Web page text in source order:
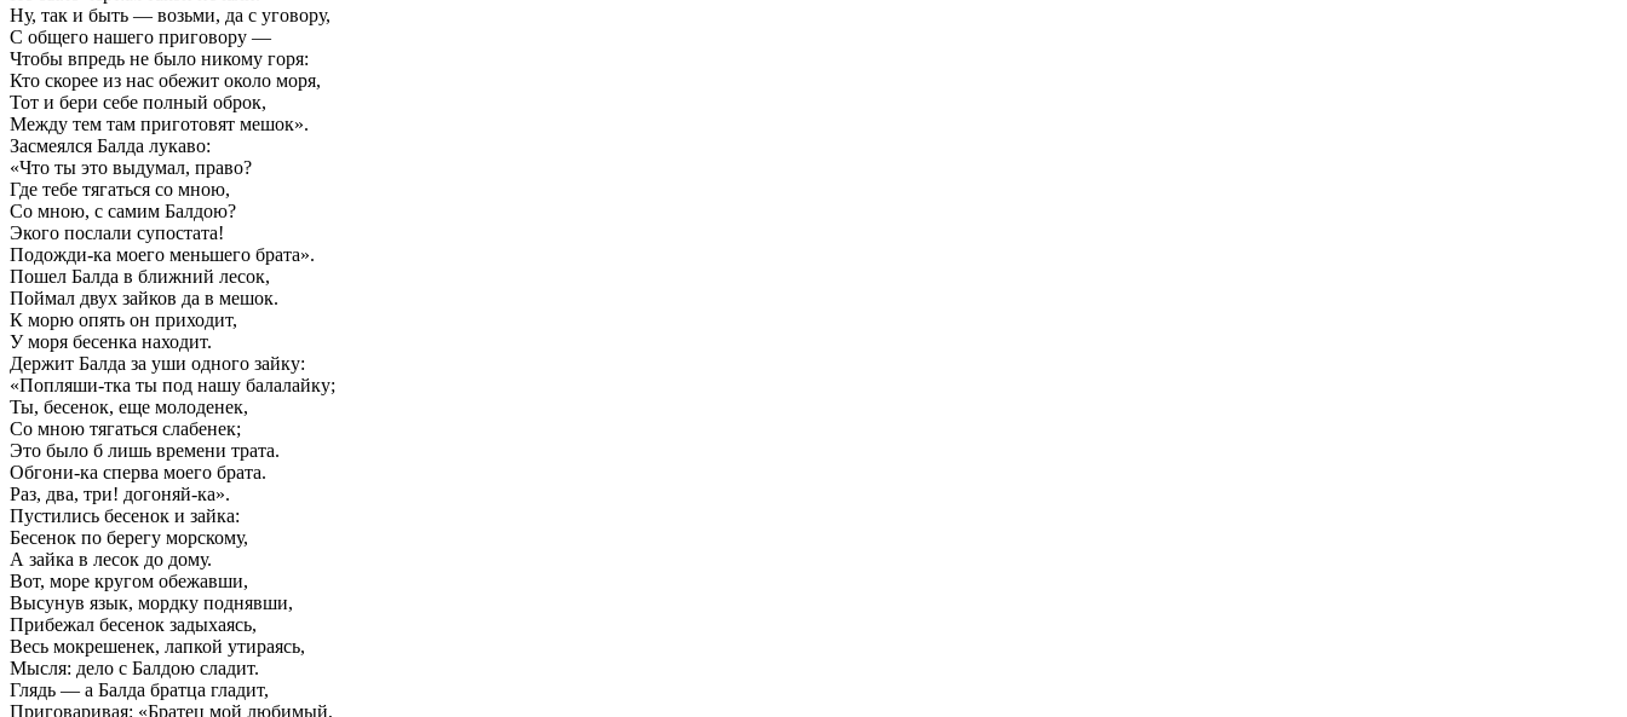
Ну, так и быть — возьми, да с уговору,
С общего нашего приговору —
Чтобы впредь не было никому горя:
Кто скорее из нас обежит около моря,
Тот и бери себе полный оброк,
Между тем там приготовят мешок».
Засмеялся Балда лукаво:
«Что ты это выдумал, право?
Где тебе тягаться со мною,
Со мною, с самим Балдою?
Экого послали супостата!
Подожди-ка моего меньшего брата».
Пошел Балда в ближний лесок,
Поймал двух зайков да в мешок.
К морю опять он приходит,
У моря бесенка находит.
Держит Балда за уши одного зайку:
«Попляши-тка ты под нашу балалайку;
Ты, бесенок, еще молоденек,
Со мною тягаться слабенек;
Это было б лишь времени трата.
Обгони-ка сперва моего брата.
Раз, два, три! догоняй-ка».
Пустились бесенок и зайка:
Бесенок по берегу морскому,
А зайка в лесок до дому.
Вот, море кругом обежавши,
Высунув язык, мордку поднявши,
Прибежал бесенок задыхаясь,
Весь мокрешенек, лапкой утираясь,
Мысля: дело с Балдою сладит.
Глядь — а Балда братца гладит,
Приговаривая: «Братец мой любимый,